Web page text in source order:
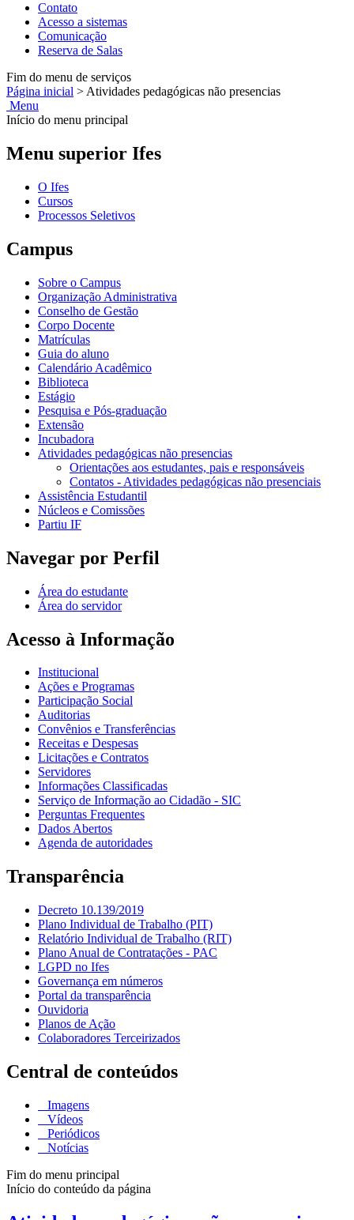
Contato
Acesso a sistemas
Comunicação
Reserva de Salas
Fim do menu de serviços
Página inicial > Atividades pedagógicas não presencias
Menu
Início do menu principal
Menu superior Ifes
O Ifes
Cursos
Processos Seletivos
Campus
Sobre o Campus
Organização Administrativa
Conselho de Gestão
Corpo Docente
Matrículas
Guia do aluno
Calendário Acadêmico
Biblioteca
Estágio
Pesquisa e Pós-graduação
Extensão
Incubadora
Atividades pedagógicas não presencias
Orientações aos estudantes, pais e responsáveis
Contatos - Atividades pedagógicas não presenciais
Assistência Estudantil
Núcleos e Comissões
Partiu IF
Navegar por Perfil
Área do estudante
Área do servidor
Acesso à Informação
Institucional
Ações e Programas
Participação Social
Auditorias
Convênios e Transferências
Receitas e Despesas
Licitações e Contratos
Servidores
Informações Classificadas
Serviço de Informação ao Cidadão - SIC
Perguntas Frequentes
Dados Abertos
Agenda de autoridades
Transparência
Decreto 10.139/2019
Plano Individual de Trabalho (PIT)
Relatório Individual de Trabalho (RIT)
Plano Anual de Contratações - PAC
LGPD no Ifes
Governança em números
Portal da transparência
Ouvidoria
Planos de Ação
Colaboradores Terceirizados
Central de conteúdos
Imagens
Vídeos
Periódicos
Notícias
Fim do menu principal
Início do conteúdo da página